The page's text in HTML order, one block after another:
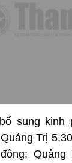
sung kinh
Trị
Quảng